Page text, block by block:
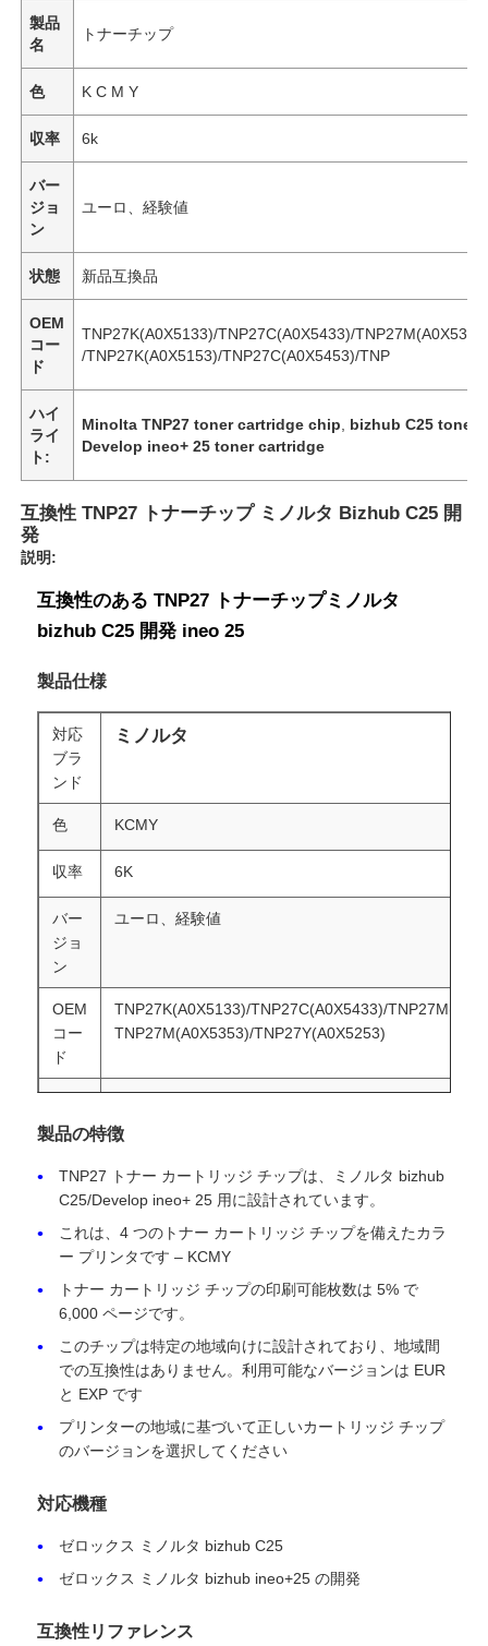
ホーム
製品
企業情報
製品
名
トナーチップ
色 K C M Y
収率 6k
バー
ジョ
ン
ユーロ、経験値
状態 新品互換品
OEM
コー
ド
TNP27K(A0X5133)/TNP27C(A0X5433)/
/TNP27K(A0X5153)/TNP27C(A0X5453)/TNP
ハイ
ライ
ト:
Minolta TNP27 toner cartridge chip
bizhub C25 toner
Develop ineo+ 25 toner cartridge
互換性 TNP27 トナーチップ ミノルタ Bizhub C25 開
発
説明:
互換性のある TNP27 トナーチップミノルタ
bizhub C25 開発 ineo 25
製品仕様
対応
ブラ
ンド
ミノルタ
色 KCMY
収率 6K
バー
ジョ
ン
ユーロ、経験値
OEM
コー
ド
TNP27K(A0X5133)/TNP27C(A0X5433)/
TNP27M(A0X5353)/TNP27Y(A0X5253)
対応
機種
ミノルタ bizhub C25/Develop ineo+ 25
新しい互換性
製品の特徴
TNP27 トナー カートリッジ チップは、ミノルタ bizhub
C25/Develop ineo+ 25 用に設計されています。
これは、4 つのトナー カートリッジ チップを備えたカラ
ー プリンタです – KCMY
トナー カートリッジ チップの印刷可能枚数は 5% で
6,000 ページです。
このチップは特定の地域向けに設計されており、地域間
での互換性はありません。利用可能なバージョンは EUR
と EXP です
プリンターの地域に基づいて正しいカートリッジ チップ
のバージョンを選択してください
対応機種
ゼロックス ミノルタ bizhub C25
ゼロックス ミノルタ bizhub ineo+25 の開発
互換性リファレンス